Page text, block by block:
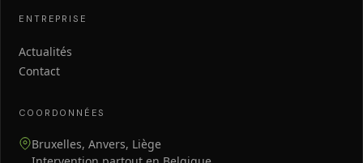
ENTREPRISE
Actualités
Contact
COORDONNÉES
Bruxelles, Anvers, Liège